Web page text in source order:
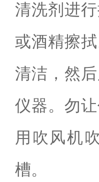
清洗剂进
或酒精擦
清洁，然
仪器。勿
用吹风机
槽。